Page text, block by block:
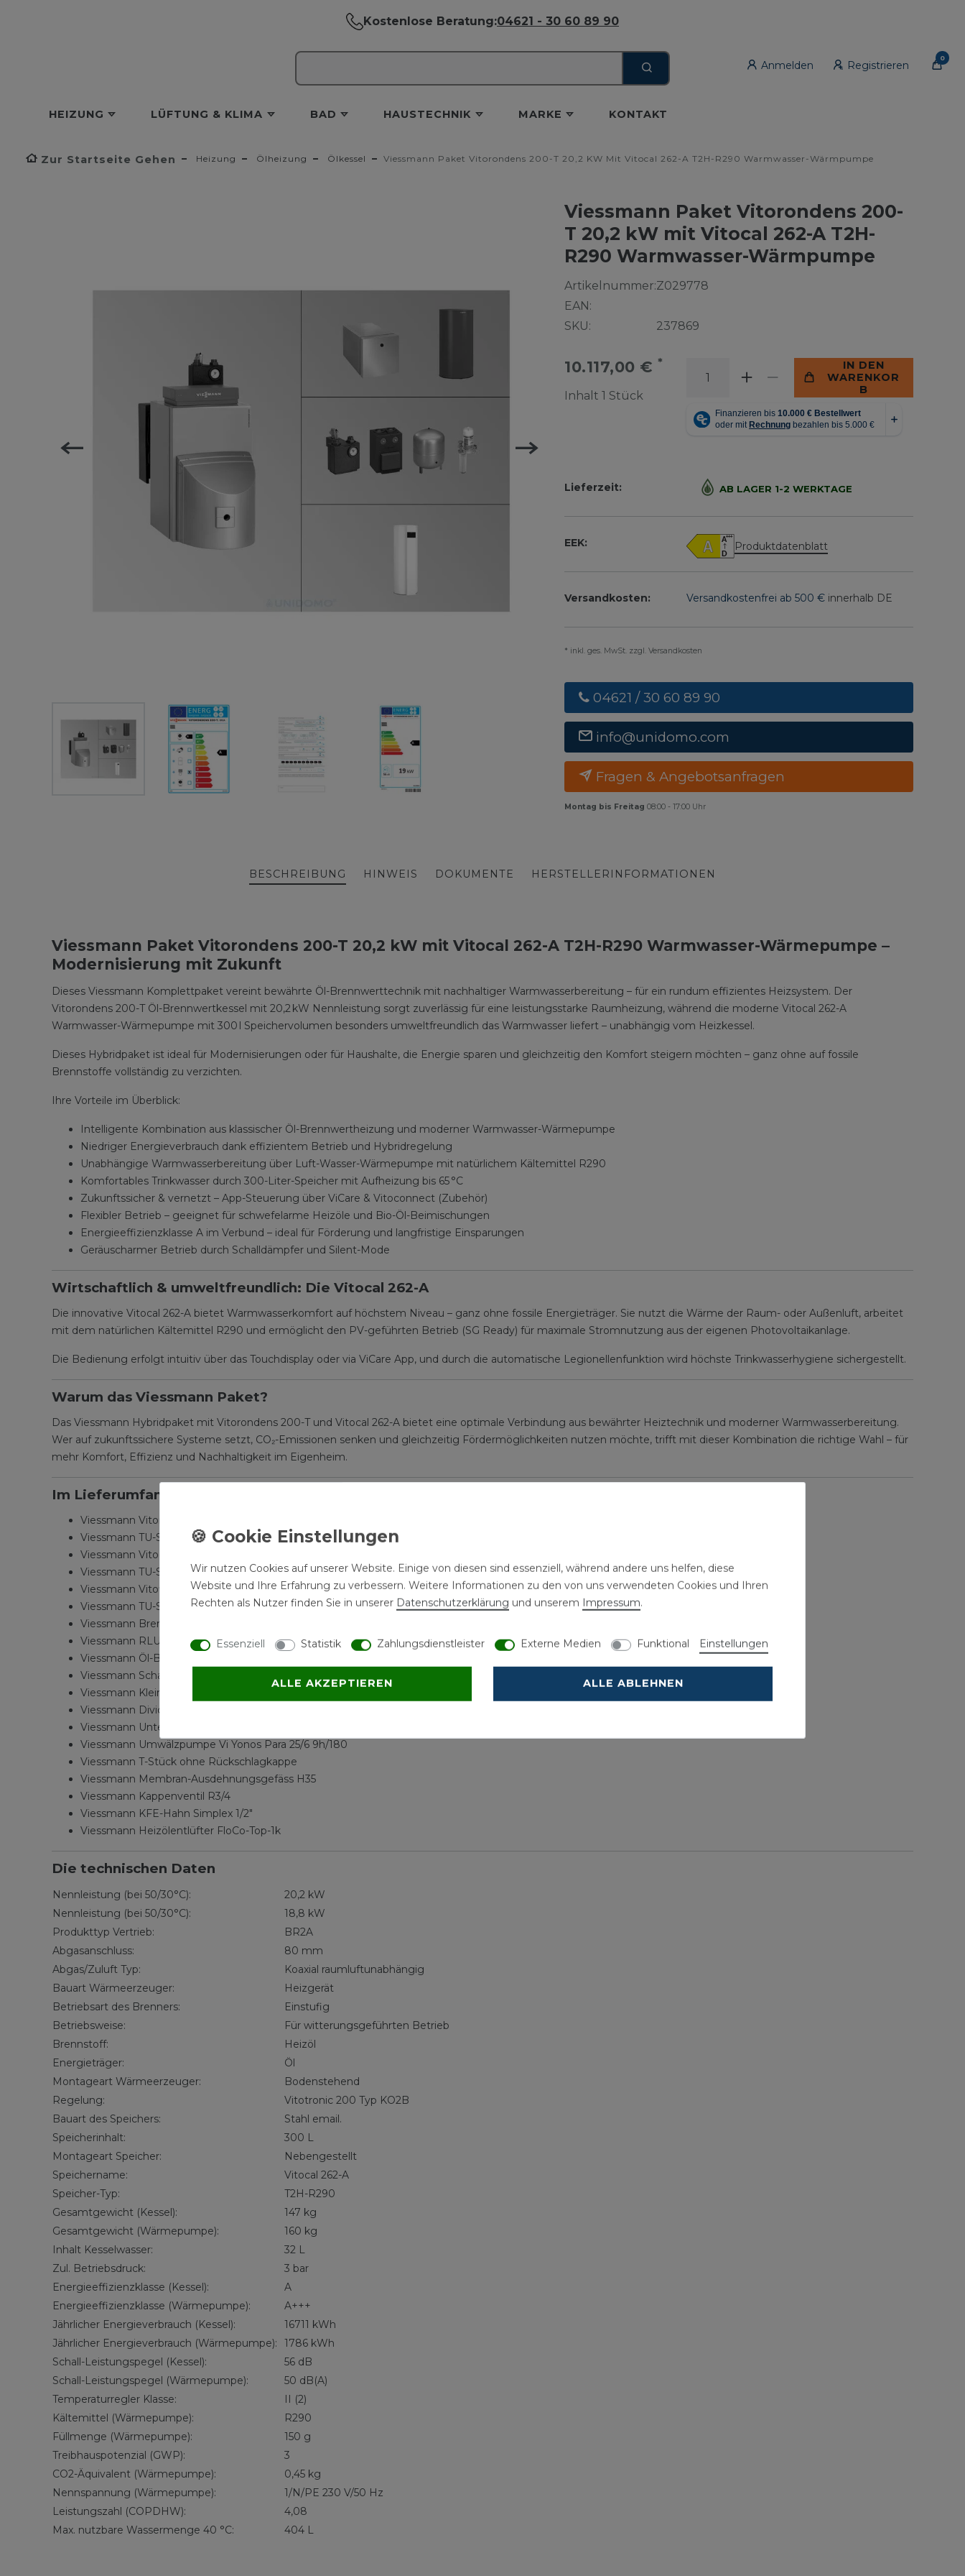
Kostenlose Beratung:04621 - 30 60 89 90
Anmelden Registrieren
0
HEIZUNG LÜFTUNG & KLIMA BAD HAUSTECHNIK MARKE KONTAKT
Zur Startseite Gehen Heizung Ölheizung Ölkessel Viessmann Paket Vitorondens 200-T 20,2 KW Mit Vitocal 262-A T2H-R290 Warmwasser-Wärmpumpe
Viessmann Paket Vitorondens 200-
T 20,2 kW mit Vitocal 262-A T2H-
R290 Warmwasser-Wärmpumpe
Artikelnummer:
EAN:
SKU:
Z029778
237869
10.117,00 € *
Inhalt 1 Stück
IN DEN
WARENKOR
B
Lieferzeit: AB LAGER 1-2 WERKTAGE
EEK: Produktdatenblatt
Versandkosten: Versandkostenfrei ab 500 € innerhalb DE
* inkl. ges. MwSt. zzgl. Versandkosten
04621 / 30 60 89 90
info@unidomo.com
Fragen & Angebotsanfragen
Montag bis Freitag 08:00 - 17:00 Uhr
BESCHREIBUNG HINWEIS DOKUMENTE HERSTELLERINFORMATIONEN
Viessmann Paket Vitorondens 200-T 20,2 kW mit Vitocal 262-A T2H-R290 Warmwasser-Wärmepumpe –
Modernisierung mit Zukunft
Dieses Viessmann Komplettpaket vereint bewährte Öl-Brennwerttechnik mit nachhaltiger Warmwasserbereitung – für ein rundum effizientes Heizsystem. Der
Vitorondens 200-T Öl-Brennwertkessel mit 20,2 kW Nennleistung sorgt zuverlässig für eine leistungsstarke Raumheizung, während die moderne Vitocal 262-A
Warmwasser-Wärmepumpe mit 300 l Speichervolumen besonders umweltfreundlich das Warmwasser liefert – unabhängig vom Heizkessel.
Dieses Hybridpaket ist ideal für Modernisierungen oder für Haushalte, die Energie sparen und gleichzeitig den Komfort steigern möchten – ganz ohne auf fossile
Brennstoffe vollständig zu verzichten.
Ihre Vorteile im Überblick:
Intelligente Kombination aus klassischer Öl-Brennwertheizung und moderner Warmwasser-Wärmepumpe
Niedriger Energieverbrauch dank effizientem Betrieb und Hybridregelung
Unabhängige Warmwasserbereitung über Luft-Wasser-Wärmepumpe mit natürlichem Kältemittel R290
Komfortables Trinkwasser durch 300-Liter-Speicher mit Aufheizung bis 65 °C
Zukunftssicher & vernetzt – App-Steuerung über ViCare & Vitoconnect (Zubehör)
Flexibler Betrieb – geeignet für schwefelarme Heizöle und Bio-Öl-Beimischungen
Energieeffizienzklasse A im Verbund – ideal für Förderung und langfristige Einsparungen
Geräuscharmer Betrieb durch Schalldämpfer und Silent-Mode
Wirtschaftlich & umweltfreundlich: Die Vitocal 262-A
Die innovative Vitocal 262-A bietet Warmwasserkomfort auf höchstem Niveau – ganz ohne fossile Energieträger. Sie nutzt die Wärme der Raum- oder Außenluft, arbeitet
mit dem natürlichen Kältemittel R290 und ermöglicht den PV-geführten Betrieb (SG Ready) für maximale Stromnutzung aus der eigenen Photovoltaikanlage.
Die Bedienung erfolgt intuitiv über das Touchdisplay oder via ViCare App, und durch die automatische Legionellenfunktion wird höchste Trinkwasserhygiene sichergestellt.
Warum das Viessmann Paket?
Das Viessmann Hybridpaket mit Vitorondens 200-T und Vitocal 262-A bietet eine optimale Verbindung aus bewährter Heiztechnik und moderner Warmwasserbereitung.
Wer auf zukunftssichere Systeme setzt, CO₂-Emissionen senken und gleichzeitig Fördermöglichkeiten nutzen möchte, trifft mit dieser Kombination die richtige Wahl – für
mehr Komfort, Effizienz und Nachhaltigkeit im Eigenheim.
Im Lieferumfang enthalten
Viessmann Vitorondens 200-T BR2A 20,2 kW Öl-Kessel
Viessmann TU-Set für Vitorondens 200-T BR2A 18-50 kW
Viessmann Vitocal 262-A T2H-R290 Warmwasser-Wärmepumpe
Viessmann TU-Set für Vitocal 262-A T2E/T2H-R290
Viessmann Vitoflame 300 VHG 18 kW Ölbrenner
Viessmann TU-Set für Vitoflame 300 18-33 kW
Viessmann Brennerhaube Vitorond R05
Viessmann RLU-Set für Vitorondens 200-T BR2A 18-33 kW
Viessmann Öl-Brennwert Wärmetauscher 18-33 kW
Viessmann Schalldämpfer DN70
Viessmann Kleinverteiler
Viessmann Divicon DN25 Wilo Para
Viessmann Untergest. für BR2A 20,2/24,6 kW
Viessmann Umwälzpumpe Vi Yonos Para 25/6 9h/180
Viessmann T-Stück ohne Rückschlagkappe
Viessmann Membran-Ausdehnungsgefäss H35
Viessmann Kappenventil R3/4
Viessmann KFE-Hahn Simplex 1/2"
Viessmann Heizölentlüfter FloCo-Top-1k
Die technischen Daten
Nennleistung (bei 50/30°C):
20,2 kW
Nennleistung (bei 50/30°C):
18,8 kW
Produkttyp Vertrieb:
BR2A
Abgasanschluss:
80 mm
Abgas/Zuluft Typ:
Koaxial raumluftunabhängig
Bauart Wärmeerzeuger:
Heizgerät
Betriebsart des Brenners:
Einstufig
Betriebsweise:
Für witterungsgeführten Betrieb
Brennstoff:
Heizöl
Energieträger:
Öl
Montageart Wärmeerzeuger:
Bodenstehend
Regelung:
Vitotronic 200 Typ KO2B
Bauart des Speichers:
Stahl email.
Speicherinhalt:
300 L
Montageart Speicher:
Nebengestellt
Speichername:
Vitocal 262-A
Speicher-Typ:
T2H-R290
Gesamtgewicht (Kessel):
147 kg
Gesamtgewicht (Wärmepumpe):
160 kg
Inhalt Kesselwasser:
32 L
Zul. Betriebsdruck:
3 bar
Energieeffizienzklasse (Kessel):
A
Energieeffizienzklasse (Wärmepumpe):
A+++
Jährlicher Energieverbrauch (Kessel):
16711 kWh
Jährlicher Energieverbrauch (Wärmepumpe):
1786 kWh
Schall-Leistungspegel (Kessel):
56 dB
Schall-Leistungspegel (Wärmepumpe):
50 dB(A)
Temperaturregler Klasse:
II (2)
Kältemittel (Wärmepumpe):
R290
Füllmenge (Wärmepumpe):
150 g
Treibhauspotenzial (GWP):
3
CO2-Äquivalent (Wärmepumpe):
0,45 kg
Nennspannung (Wärmepumpe):
1/N/PE 230 V/50 Hz
Leistungszahl (COPDHW):
4,08
Max. nutzbare Wassermenge 40 °C:
404 L
Wir nutzen Cookies auf unserer Website. Einige von diesen sind essenziell, während andere uns helfen, diese
Website und Ihre Erfahrung zu verbessern. Weitere Informationen zu den von uns verwendeten Cookies und Ihren
Rechten als Nutzer finden Sie in unserer Daten­schutz­erklärung und unserem Impressum.
Essenziell Statistik Zahlungsdienstleister Externe Medien Funktional Einstellungen
ALLE AKZEPTIEREN ALLE ABLEHNEN